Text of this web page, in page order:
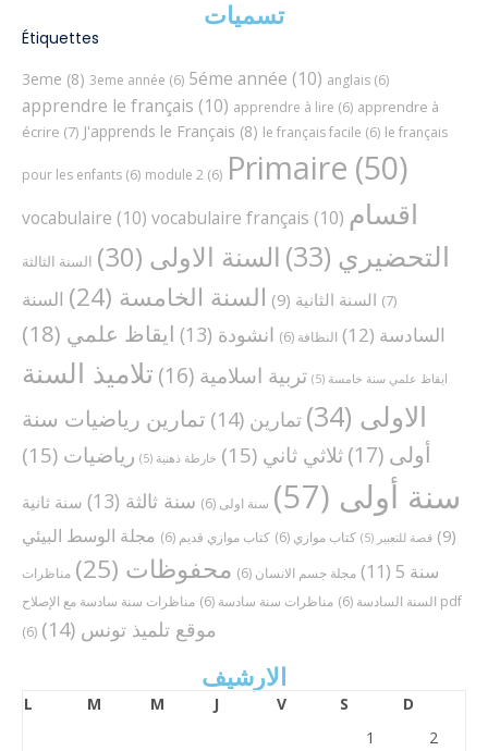
تسميات
Étiquettes
3eme (8) 3eme année (6) 5éme année (10) anglais (6)
apprendre le français (10) apprendre à lire (6) apprendre à
écrire (7) J'apprends le Français (8) le français facile (6) le français
pour les enfants (6) module 2 (6) Primaire (50)
vocabulaire (10) vocabulaire français (10) اقسام
التحضيري (33) السنة الاولى (30)
السنة الثالثة
(7)
السنة الثانية (9) السنة الخامسة (24)
السنة
السادسة (12) النظافة (6) انشودة (13) ايقاظ علمي (18)
ايقاظ علمي سنة خامسة (5) تربية اسلامية (16)
تلاميذ السنة
الاولى (34) تمارين (14)
تمارين رياضيات سنة
أولى (17) ثلاثي ثاني (15) خارطة ذهنية (5) رياضيات (15)
سنة أولى (57) سنة اولى (6) سنة ثالثة (13)
سنة ثانية
(9)
قصة للتعبير (5) كتاب موازي (6) كتاب موازي قديم (6)
مجلة الوسط البيئي
سنة 5
(11) مجلة جسم الانسان (6) محفوظات (25)
مناظرات
السنة السادسة (6) مناظرات سنة سادسة (6)
مناظرات سنة سادسة مع الإصلاح pdf
(6)
موقع تلميذ تونس (14)
الارشيف
L M M J V S
D
1
2